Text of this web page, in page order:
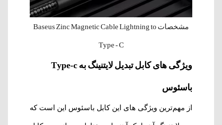
مشخصات Baseus Zinc Magnetic Cable Lightning to
Type - C
ویژگی های کابل تبدیل لایتنینگ به Type-c
باسئوس
از مهم‌ترین ویژگی های این کابل باسئوس این است که